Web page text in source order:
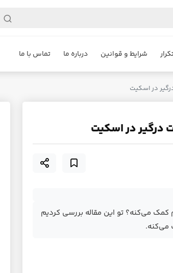
شرایط و قوانین درباره ما تماس با ما
در اسکیت
درگیر در اسکیت
می‌کنه؟ تو این مقاله بررسی کردیم
می‌کنه.